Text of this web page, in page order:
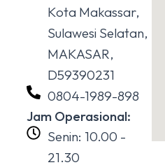
Kota Makassar,
Sulawesi Selatan,
MAKASAR,
D59390231
0804-1989-898
Jam Operasional:
Senin: 10.00 -
21.30